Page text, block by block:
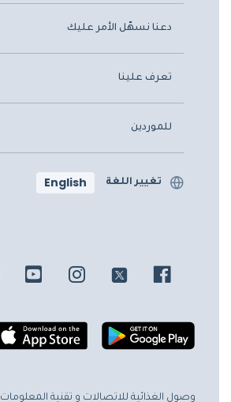
دعنا نسهّل الأمر عليك
تعرف علينا
للموردين
تغيير اللغة English
وصول الغذائية للاتصالات و تقنية المعلومات